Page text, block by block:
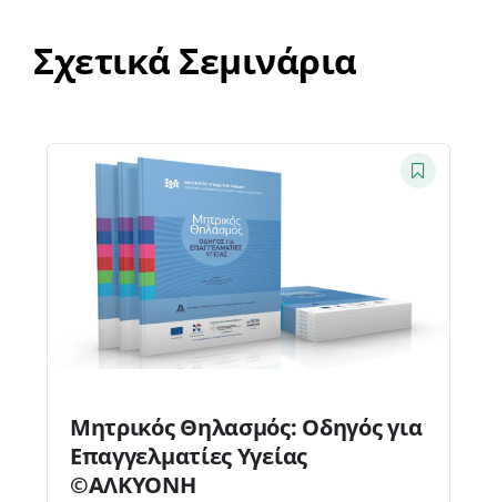
Σχετικά Σεμινάρια
Μητρικός Θηλασμός: Οδηγός για
Επαγγελματίες Υγείας
©ΑΛΚΥΟΝΗ